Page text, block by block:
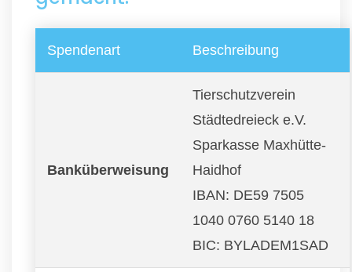
Spendenart Beschreibung
Banküberweisung
Tierschutzverein
Städtedreieck e.V.
Sparkasse Maxhütte-
Haidhof
IBAN: DE59 7505
1040 0760 5140 18
BIC: BYLADEM1SAD